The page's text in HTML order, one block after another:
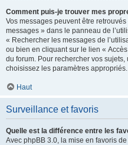
Comment puis-je trouver mes
Vos messages peuvent être
messages » dans le panneau de
« Rechercher les messages de
ou bien en cliquant sur le lien «
du forum. Pour rechercher vos
choisissez les paramètres appropriés.
Haut
Surveillance et favoris
Quelle est la différence entre les
Avec phpBB 3.0, la mise en favoris